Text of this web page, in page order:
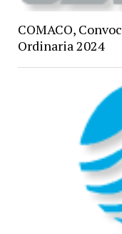
COMACO,
Ordinaria 2024